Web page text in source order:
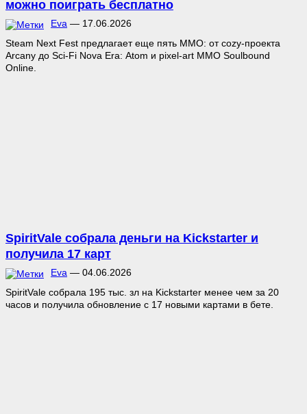
можно поиграть бесплатно
Eva — 17.06.2026
Steam Next Fest предлагает еще пять MMO: от cozy-проекта
Arcany до Sci-Fi Nova Era: Atom и pixel-art MMO Soulbound
Online.
SpiritVale собрала деньги на Kickstarter и
получила 17 карт
Eva — 04.06.2026
SpiritVale собрала 195 тыс. зл на Kickstarter менее чем за 20
часов и получила обновление с 17 новыми картами в бете.